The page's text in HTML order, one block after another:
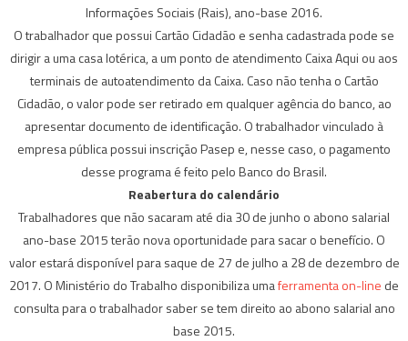
Informações Sociais (Rais), ano-base 2016.
O trabalhador que possui Cartão Cidadão e senha cadastrada pode se
dirigir a uma casa lotérica, a um ponto de atendimento Caixa Aqui ou aos
terminais de autoatendimento da Caixa. Caso não tenha o Cartão
Cidadão, o valor pode ser retirado em qualquer agência do banco, ao
apresentar documento de identificação. O trabalhador vinculado à
empresa pública possui inscrição Pasep e, nesse caso, o pagamento
desse programa é feito pelo Banco do Brasil.
Reabertura do calendário
Trabalhadores que não sacaram até dia 30 de junho o abono salarial
ano-base 2015 terão nova oportunidade para sacar o benefício. O
valor estará disponível para saque de 27 de julho a 28 de dezembro de
2017. O Ministério do Trabalho disponibiliza umaferramenta on-line de
consulta para o trabalhador saber se tem direito ao abono salarial ano
base 2015.